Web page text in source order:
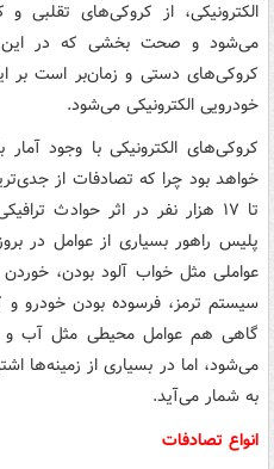
الکترونیکی، از کروکی‌های تقلبی
می‌شود و صحت بخشی که در این
کروکی‌های دستی و زمان‌بر است بر
خودرویی الکترونیکی می‌شود.
کروکی‌های الکترونیکی با وجود آمار
تا ۱۷ هزار نفر در اثر حوادث
پلیس راهور بسیاری از عوامل در
عواملی مثل خواب آلود بودن،
سیستم ترمز، فرسوده بودن خودرو و
گاهی هم عوامل محیطی مثل آب و
می‌شود، اما در بسیاری از زمینه‌ها
به شمار می‌آید.
انواع تصادفات